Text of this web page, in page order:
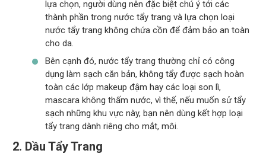
lựa chọn, người dùng nên đặc biệt chú ý tới các
thành phần trong nước tẩy trang và lựa chọn loại
nước tẩy trang không chứa cồn để đảm bảo an toàn
cho da.
Bên cạnh đó, nước tẩy trang thường chỉ có công
dụng làm sạch căn bản, không tẩy được sạch hoàn
toàn các lớp makeup đậm hay các loại son lì,
mascara không thấm nước, vì thế, nếu muốn sử tẩy
sạch những khu vực này, bạn nên dùng kết hợp loại
tẩy trang dành riêng cho mắt, môi.
2. Dầu Tẩy Trang